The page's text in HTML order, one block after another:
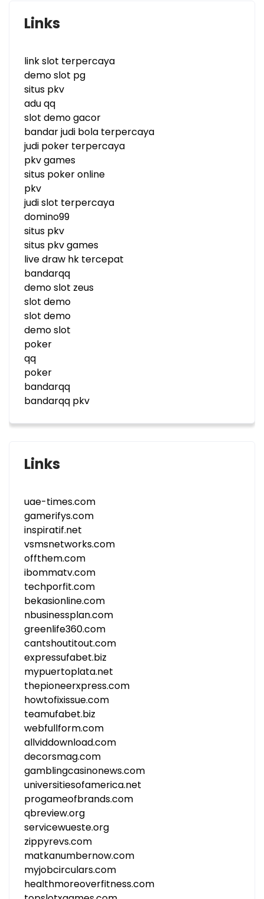
Links
link slot terpercaya
demo slot pg
situs pkv
adu qq
slot demo gacor
bandar judi bola terpercaya
judi poker terpercaya
pkv games
situs poker online
pkv
judi slot terpercaya
domino99
situs pkv
situs pkv games
live draw hk tercepat
bandarqq
demo slot zeus
slot demo
slot demo
demo slot
poker
qq
poker
bandarqq
bandarqq pkv
Links
uae-times.com
gamerifys.com
inspiratif.net
vsmsnetworks.com
offthem.com
ibommatv.com
techporfit.com
bekasionline.com
nbusinessplan.com
greenlife360.com
cantshoutitout.com
expressufabet.biz
mypuertoplata.net
thepioneerxpress.com
howtofixissue.com
teamufabet.biz
webfullform.com
allviddownload.com
decorsmag.com
gamblingcasinonews.com
universitiesofamerica.net
progameofbrands.com
qbreview.org
servicewueste.org
zippyrevs.com
matkanumbernow.com
myjobcirculars.com
healthmoreoverfitness.com